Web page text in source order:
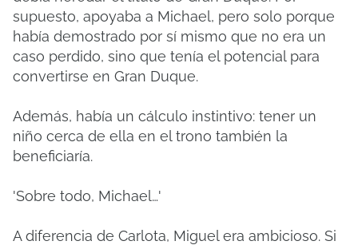
supuesto, apoyaba a Michael, pero solo porque
había demostrado por sí mismo que no era un
caso perdido, sino que tenía el potencial para
convertirse en Gran Duque.
Además, había un cálculo instintivo: tener un
niño cerca de ella en el trono también la
beneficiaría.
'Sobre todo, Michael…'
A diferencia de Carlota, Miguel era ambicioso. Si